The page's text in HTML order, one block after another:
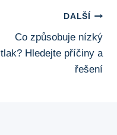
DALŠÍ
Co způsobuje nízký
tlak? Hledejte příčiny a
řešení